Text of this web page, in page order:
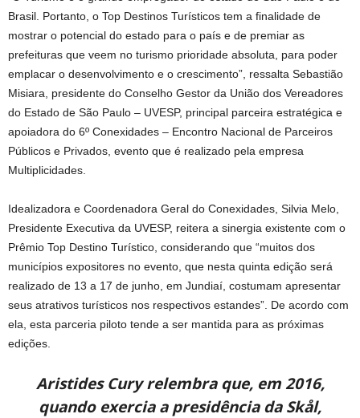
Brasil. Portanto, o Top Destinos Turísticos tem a finalidade de
mostrar o potencial do estado para o país e de premiar as
prefeituras que veem no turismo prioridade absoluta, para poder
emplacar o desenvolvimento e o crescimento”, ressalta Sebastião
Misiara, presidente do Conselho Gestor da União dos Vereadores
do Estado de São Paulo – UVESP, principal parceira estratégica e
apoiadora do 6º Conexidades – Encontro Nacional de Parceiros
Públicos e Privados, evento que é realizado pela empresa
Multiplicidades.
Idealizadora e Coordenadora Geral do Conexidades, Silvia Melo,
Presidente Executiva da UVESP, reitera a sinergia existente com o
Prêmio Top Destino Turístico, considerando que “muitos dos
municípios expositores no evento, que nesta quinta edição será
realizado de 13 a 17 de junho, em Jundiaí, costumam apresentar
seus atrativos turísticos nos respectivos estandes”. De acordo com
ela, esta parceria piloto tende a ser mantida para as próximas
edições.
Aristides Cury relembra que, em 2016,
quando exercia a presidência da Skål,